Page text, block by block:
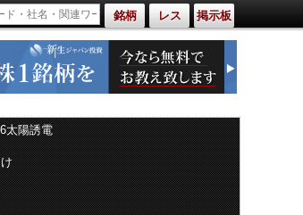
銘柄 レス 掲示板
太陽誘電